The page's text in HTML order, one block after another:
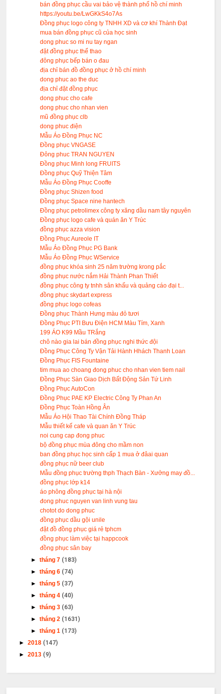
bán đồng phục cầu vai bảo vệ thành phố hồ chí minh
https://youtu.be/LwGKkS4o7As
Đồng phục logo công ty TNHH XD và cơ khí Thành Đạt
mua bán đồng phục cũ của học sinh
dong phuc so mi nu tay ngan
đặt đồng phục thể thao
đông phục bếp bán o đau
địa chỉ bán đồ đồng phục ở hồ chí minh
dong phuc ao the duc
địa chỉ đặt đồng phục
dong phuc cho cafe
dong phuc cho nhan vien
mũ đồng phục clb
dong phuc điện
Mẫu Áo Đồng Phục NC
Đồng phục VNGASE
Đông phuc TRAN NGUYEN
Đồng phục Minh long FRUITS
Đồng phục Quỹ Thiện Tâm
Mẫu Áo Đồng Phục Cooffe
Đồng phục Shizen food
Đồng phục Space nine hantech
Đồng phục petrolimex công ty xăng dầu nam tây nguyên
Đồng phục logo cafe và quán ăn Y Trúc
đồng phục azza vision
Đồng Phục Aureole IT
Mẫu Áo Đồng Phục PG Bank
Mẫu Áo Đồng Phục WService
đồng phục khóa sinh 25 năm trường krong pắc
đồng phục nước nắm Hải Thành Phan Thiết
đồng phục công ty tnhh sân khấu và quảng cáo đại t...
đồng phục skydart express
đồng phục logo cofeas
Đồng phục Thành Hưng màu đỏ tươi
Đồng Phục PTI Bưu Điện HCM Màu Tím, Xanh
199 ÁO K99 Mầu TRắng
chô nào gia lai bán đồng phục nghi thức đội
Đồng Phục Công Ty Vận Tải Hành Hhách Thanh Loan
Đồng Phục FIS Fountaine
tim mua ao choang đong phuc cho nhan vien tiem nail
Đồng Phục Sàn Giao Dịch Bất Động Sản Tứ Linh
Đồng Phục AutoCon
Đồng Phục PAE KP Electric Công Ty Phan An
Đồng Phục Toàn Hồng Ân
Mẫu Áo Hội Thao Tài Chính Đồng Tháp
Mẫu thiết kế cafe và quan ăn Y Trúc
noi cung cap đong phuc
bộ đồng phục mùa đông cho mầm non
ban đồng phục học sinh cấp 1 mua ở đâai quan
đồng phục nữ beer club
Mẫu đồng phục trường thph Thạch Bàn - Xưởng may đồ...
đồng phục lớp k14
áo phông đồng phục tại hà nội
đong phuc nguyen van linh vung tau
chotot do dong phuc
đồng phục dầu gội unile
đặt đồ đồng phục giá rẻ tphcm
đồng phục làm việc tại happcook
đồng phục sân bay
►tháng 7 (183)
►tháng 6 (74)
►tháng 5 (37)
►tháng 4 (40)
►tháng 3 (63)
►tháng 2 (1631)
►tháng 1 (173)
►2018 (147)
►2013 (9)